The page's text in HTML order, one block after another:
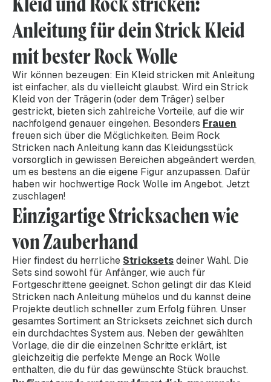
Anleitung für dein Strick Kleid
mit bester Rock Wolle
Wir können bezeugen: Ein Kleid stricken mit Anleitung
ist einfacher, als du vielleicht glaubst. Wird ein Strick
Kleid von der Trägerin (oder dem Träger) selber
gestrickt, bieten sich zahlreiche Vorteile, auf die wir
nachfolgend genauer eingehen. Besonders Frauen
freuen sich über die Möglichkeiten. Beim Rock
Stricken nach Anleitung kann das Kleidungsstück
vorsorglich in gewissen Bereichen abgeändert werden,
um es bestens an die eigene Figur anzupassen. Dafür
haben wir hochwertige Rock Wolle im Angebot. Jetzt
zuschlagen!
Einzigartige Stricksachen wie
von Zauberhand
Hier findest du herrliche Stricksetsdeiner Wahl. Die
Sets sind sowohl für Anfänger, wie auch für
Fortgeschrittene geeignet. Schon gelingt dir das Kleid
Stricken nach Anleitung mühelos und du kannst deine
Projekte deutlich schneller zum Erfolg führen. Unser
gesamtes Sortiment an Stricksets zeichnet sich durch
ein durchdachtes System aus. Neben der gewählten
Vorlage, die dir die einzelnen Schritte erklärt, ist
gleichzeitig die perfekte Menge an Rock Wolle
enthalten, die du für das gewünschte Stück brauchst.